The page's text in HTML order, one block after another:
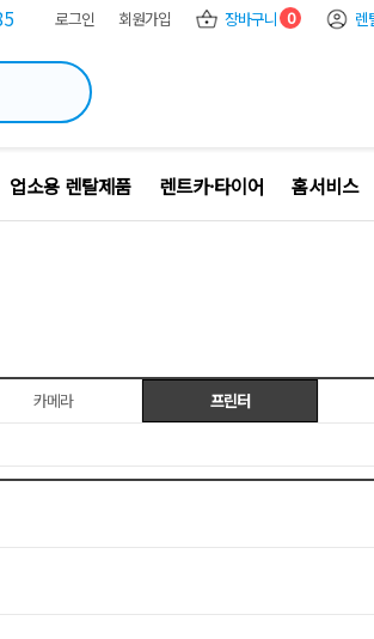
로그인 회원가입 장바구니 0 렌
업소용 렌탈제품 렌트카·타이어 홈서비스
카메라 프린터